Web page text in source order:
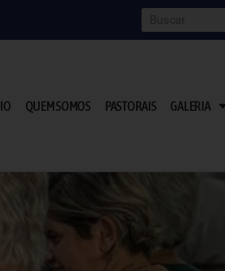
QUEM SOMOS PASTORAIS GALERIA